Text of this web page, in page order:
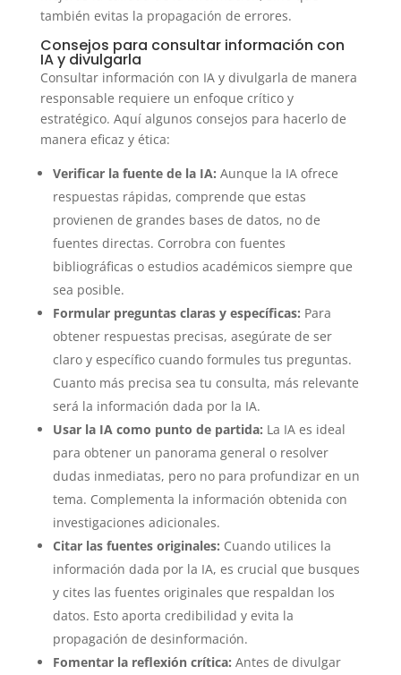
también evitas la propagación de errores.
Consejos para consultar información con
IA y divulgarla
Consultar información con IA y divulgarla de manera
responsable requiere un enfoque crítico y
estratégico. Aquí algunos consejos para hacerlo de
manera eficaz y ética:
Verificar la fuente de la IA: Aunque la IA ofrece
respuestas rápidas, comprende que estas
provienen de grandes bases de datos, no de
fuentes directas. Corrobra con fuentes
bibliográficas o estudios académicos siempre que
sea posible.
Formular preguntas claras y específicas: Para
obtener respuestas precisas, asegúrate de ser
claro y específico cuando formules tus preguntas.
Cuanto más precisa sea tu consulta, más relevante
será la información dada por la IA.
Usar la IA como punto de partida: La IA es ideal
para obtener un panorama general o resolver
dudas inmediatas, pero no para profundizar en un
tema. Complementa la información obtenida con
investigaciones adicionales.
Citar las fuentes originales: Cuando utilices la
información dada por la IA, es crucial que busques
y cites las fuentes originales que respaldan los
datos. Esto aporta credibilidad y evita la
propagación de desinformación.
Fomentar la reflexión crítica: Antes de divulgar